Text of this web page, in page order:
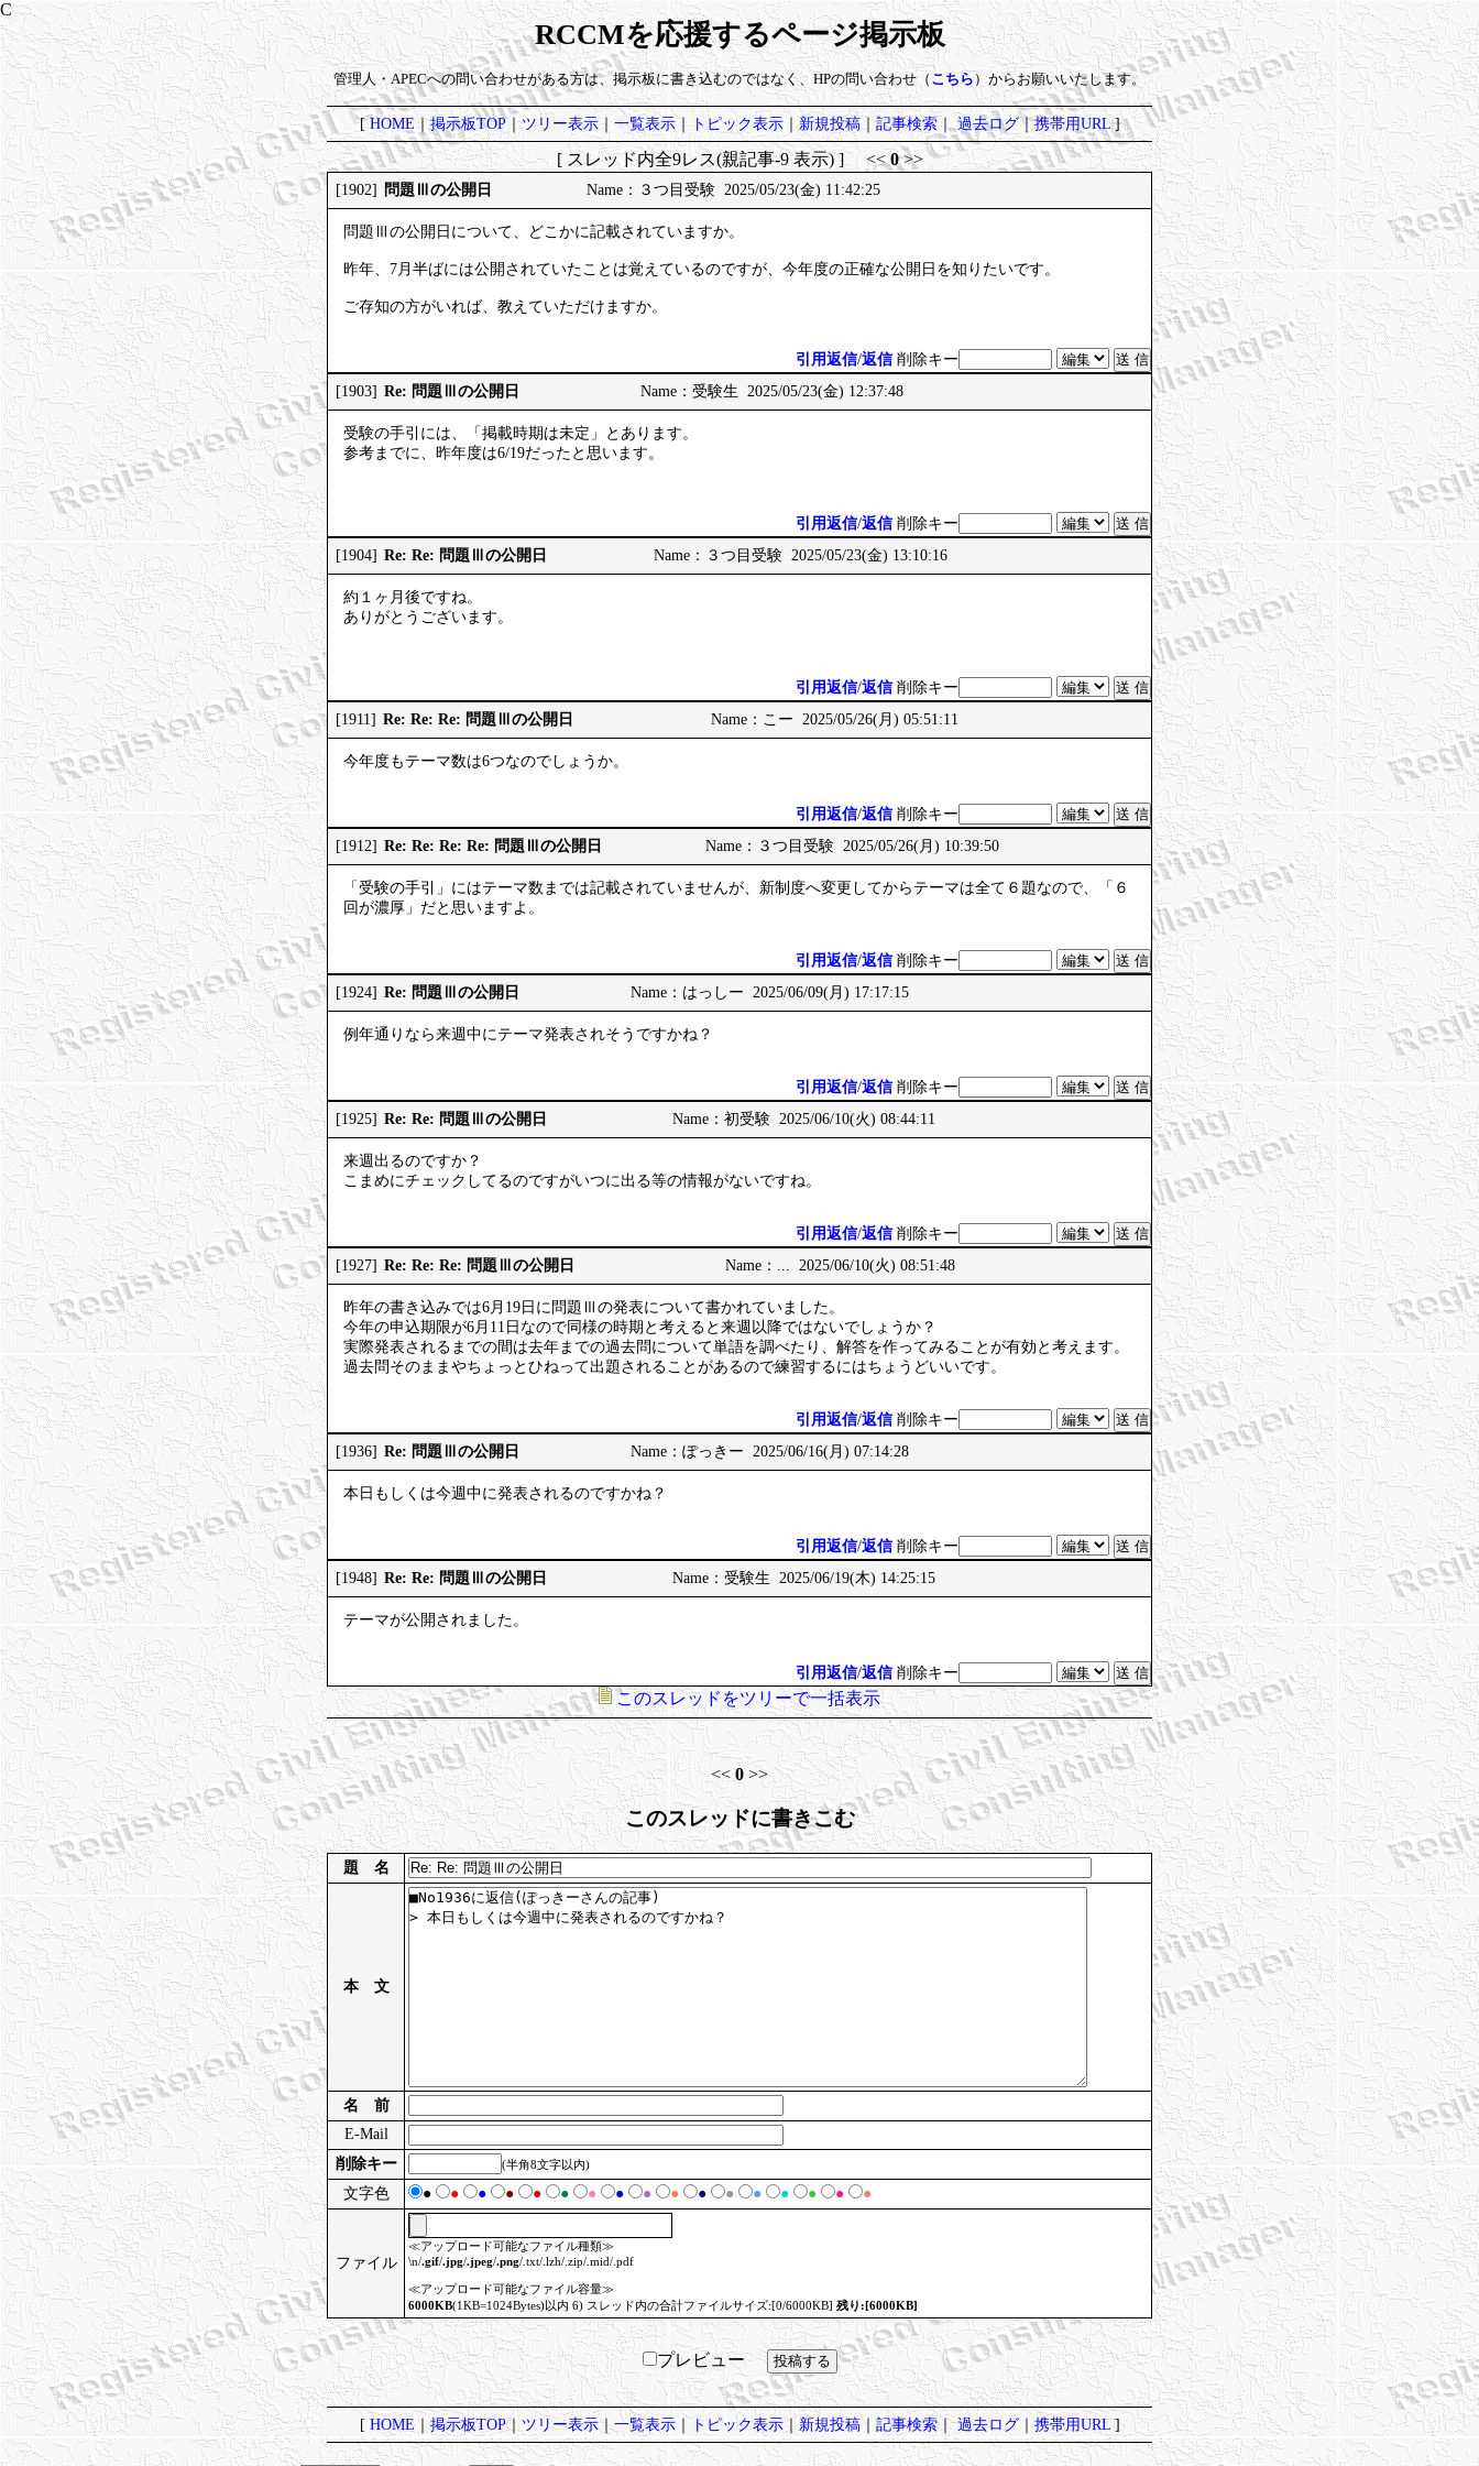
RCCMを応援するページ掲示板
管理人・APECへの問い合わせがある方は、掲示板に書き込むのではなく、HPの問い合わせ（ こちら ）からお願いいたします。
[HOME｜掲示板TOP｜ツリー表示｜ 一覧表示｜トピック表示｜ 新規投稿｜記事検索｜ 過去ログ｜携帯用URL]
[ スレッド内全9レス(親記事-9 表示) ] <<0>>
[1902] 問題Ⅲの公開日 Name：３つ目受験 2025/05/23(金) 11:42:25
問題Ⅲの公開日について、どこかに記載されていますか。
昨年、7月半ばには公開されていたことは覚えているのですが、今年度の正確な公開日を知りたいです。
ご存知の方がいれば、教えていただけますか。
引用返信/返信 削除キー
[1903] Re: 問題Ⅲの公開日 Name：受験生 2025/05/23(金) 12:37:48
受験の手引には、「掲載時期は未定」とあります。
参考までに、昨年度は6/19だったと思います。
引用返信/返信 削除キー
[1904] Re: Re: 問題Ⅲの公開日 Name：３つ目受験 2025/05/23(金) 13:10:16
約１ヶ月後ですね。
ありがとうございます。
引用返信/返信 削除キー
[1911] Re: Re: Re: 問題Ⅲの公開日 Name：こー 2025/05/26(月) 05:51:11
今年度もテーマ数は6つなのでしょうか。
引用返信/返信 削除キー
[1912] Re: Re: Re: Re: 問題Ⅲの公開日 Name：３つ目受験 2025/05/26(月) 10:39:50
「受験の手引」にはテーマ数までは記載されていませんが、新制度へ変更してからテーマは全て６題なので、「６
回が濃厚」だと思いますよ。
引用返信/返信 削除キー
[1924] Re: 問題Ⅲの公開日 Name：はっしー 2025/06/09(月) 17:17:15
例年通りなら来週中にテーマ発表されそうですかね？
引用返信/返信 削除キー
[1925] Re: Re: 問題Ⅲの公開日 Name：初受験 2025/06/10(火) 08:44:11
来週出るのですか？
こまめにチェックしてるのですがいつに出る等の情報がないですね。
引用返信/返信 削除キー
[1927] Re: Re: Re: 問題Ⅲの公開日 Name：... 2025/06/10(火) 08:51:48
昨年の書き込みでは6月19日に問題Ⅲの発表について書かれていました。
今年の申込期限が6月11日なので同様の時期と考えると来週以降ではないでしょうか？
実際発表されるまでの間は去年までの過去問について単語を調べたり、解答を作ってみることが有効と考えます。
過去問そのままやちょっとひねって出題されることがあるので練習するにはちょうどいいです。
引用返信/返信 削除キー
[1936] Re: 問題Ⅲの公開日 Name：ぽっきー 2025/06/16(月) 07:14:28
本日もしくは今週中に発表されるのですかね？
引用返信/返信 削除キー
[1948] Re: Re: 問題Ⅲの公開日 Name：受験生 2025/06/19(木) 14:25:15
テーマが公開されました。
引用返信/返信 削除キー
このスレッドをツリーで一括表示
<< 0 >>
このスレッドに書きこむ
題 名
本 文
名 前
E-Mail
削除キー
(半角8文字以内)
文字色 ● ● ● ● ● ● ● ● ● ● ● ● ● ● ● ● ●
ファイル
≪アップロード可能なファイル種類≫
\n/.gif/.jpg/.jpeg/.png/.txt/.lzh/.zip/.mid/.pdf
≪アップロード可能なファイル容量≫
6000KB(1KB=1024Bytes)以内 6) スレッド内の合計ファイルサイズ:[0/6000KB] 残り:[6000KB]
プレビュー
[ HOME｜ 掲示板TOP｜ツリー表示｜ 一覧表示｜トピック表示｜新規投稿｜ 記事検索｜過去ログ｜ 携帯用URL]